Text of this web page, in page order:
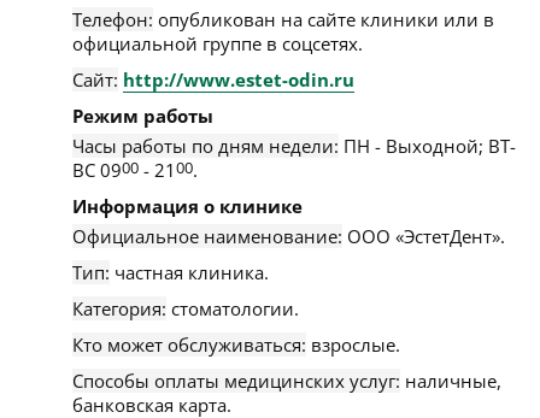
Телефон: опубликован на сайте клиники или в
официальной группе в соцсетях.
Сайт: http://www.estet-odin.ru
Режим работы
Часы работы по дням недели: ПН - Выходной; ВТ-
ВС 0900 - 2100.
Информация о клинике
Официальное наименование: ООО «ЭстетДент».
Тип: частная клиника.
Категория: стоматологии.
Кто может обслуживаться: взрослые.
Способы оплаты медицинских услуг: наличные,
банковская карта.